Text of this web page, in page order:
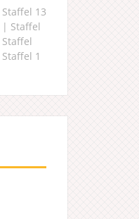
Staffel 13
| Staffel
Staffel
Staffel 1